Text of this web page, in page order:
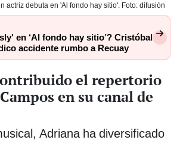
actriz debuta en 'Al fondo hay sitio'. Foto: difusión
en ‘Al fondo hay sitio’? Cristóbal
accidente rumbo a Recuay
el repertorio
en su canal de
Adriana ha diversificado